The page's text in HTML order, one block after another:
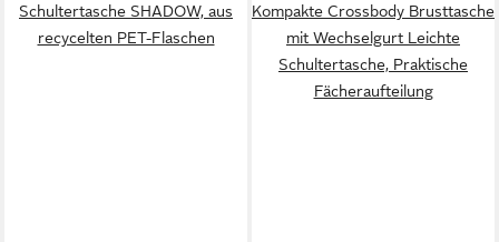
Schultertasche SHADOW, aus
recycelten PET-Flaschen
Kompakte Crossbody Brusttasche
mit Wechselgurt Leichte
Schultertasche, Praktische
Fächeraufteilung